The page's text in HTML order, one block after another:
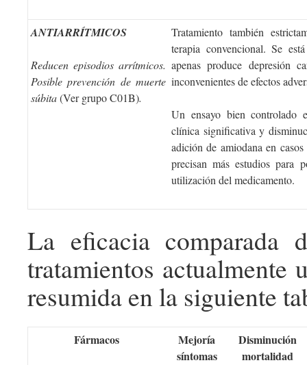
ANTIARRÍTMICOS
Reducen episodios arrítmicos.
Posible prevención de muerte
súbita(Ver grupo C01B).
Tratamiento también
terapia convencional. Se
apenas produce depresión
inconvenientes de efectos
Un ensayo bien controlado
clínica significativa y
adición de amiodana en
precisan más estudios para
utilización del medicamento.
La eficacia comparada
tratamientos actualmente
resumida en la siguiente
Fármacos
Mejoría
síntomas
Disminución
mortalidad